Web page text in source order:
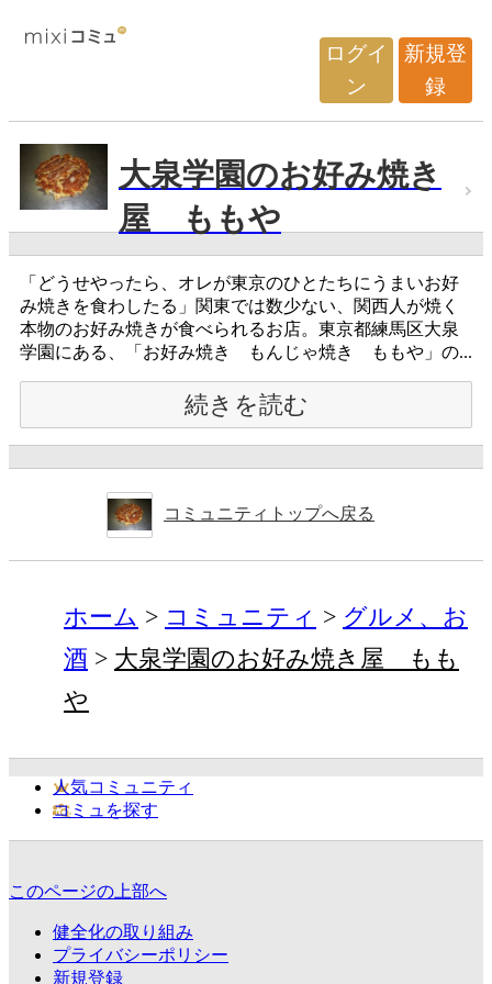
ログイ
ン
新規登
録
大泉学園のお好み焼き
屋 ももや
「どうせやったら、オレが東京のひとたちにうまいお好
み焼きを食わしたる」関東では数少ない、関西人が焼く
本物のお好み焼きが食べられるお店。東京都練馬区大泉
学園にある、「お好み焼き もんじゃ焼き ももや」の...
続きを読む
コミュニティトップへ戻る
ホーム コミュニティ
グルメ、お
酒
大泉学園のお好み焼き屋 もも
や
人気コミュニティ
コミュを探す
このページの上部へ
健全化の取り組み
プライバシーポリシー
新規登録